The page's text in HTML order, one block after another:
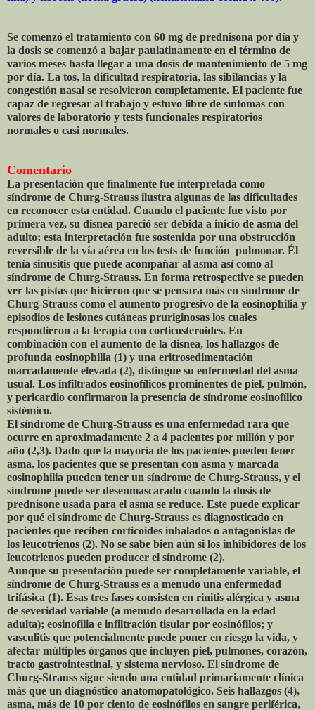
Se comenzó el tratamiento con 60 mg de prednisona por día y
la dosis se comenzó a bajar paulatinamente en el término de
varios meses hasta llegar a una dosis de mantenimiento de 5 mg
por día. La tos, la dificultad respiratoria, las sibilancias y la
congestión nasal se resolvieron completamente. El paciente fue
capaz de regresar al trabajo y estuvo libre de síntomas con
valores de laboratorio y tests funcionales respiratorios
normales o casi normales.
Comentario
La presentación que finalmente fue interpretada como
síndrome de Churg-Strauss ilustra algunas de las dificultades
en reconocer esta entidad. Cuando el paciente fue visto por
primera vez, su disnea pareció ser debida a inicio de asma del
adulto; esta interpretación fue sostenida por una obstrucción
reversible de la vía aérea en los tests de función pulmonar. Él
tenía sinusitis que puede acompañar al asma así como al
síndrome de Churg-Strauss. En forma retrospective se pueden
ver las pistas que hicieron que se pensara más en síndrome de
Churg-Strauss como el aumento progresivo de la eosinophilia y
episodios de lesiones cutáneas pruriginosas los cuales
respondieron a la terapia con corticosteroides. En
combinación con el aumento de la disnea, los hallazgos de
profunda eosinophilia (1) y una eritrosedimentación
marcadamente elevada (2), distingue su enfermedad del asma
usual. Los infiltrados eosinofílicos prominentes de piel, pulmón,
y pericardio confirmaron la presencia de síndrome eosinofílico
sistémico.
El síndrome de Churg-Strauss es una enfermedad rara que
ocurre en aproximadamente 2 a 4 pacientes por millón y por
año (2,3). Dado que la mayoría de los pacientes pueden tener
asma, los pacientes que se presentan con asma y marcada
eosinophilia pueden tener un síndrome de Churg-Strauss, y el
síndrome puede ser desenmascarado cuando la dosis de
prednisone usada para el asma se reduce. Este puede explicar
por qué el síndrome de Churg-Strauss es diagnosticado en
pacientes que reciben corticoides inhalados o antagonistas de
los leucotrienos (2). No se sabe bien aún si los inhibidores de los
leucotrienos pueden producer el síndrome (2).
Aunque su presentación puede ser completamente variable, el
síndrome de Churg-Strauss es a menudo una enfermedad
trifásica (1). Esas tres fases consisten en rinitis alérgica y asma
de severidad variable (a menudo desarrollada en la edad
adulta); eosinofilia e infiltración tisular por eosinófilos; y
vasculitis que potencialmente puede poner en riesgo la vida, y
afectar múltiples órganos que incluyen piel, pulmones, corazón,
tracto gastrointestinal, y sistema nervioso. El síndrome de
Churg-Strauss sigue siendo una entidad primariamente clínica
más que un diagnóstico anatomopatológico. Seis hallazgos (4),
asma, más de 10 por ciento de eosinófilos en sangre periférica,